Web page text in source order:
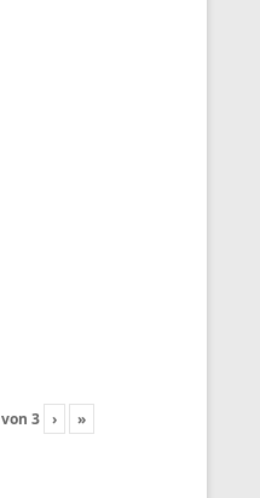
von 3 › »